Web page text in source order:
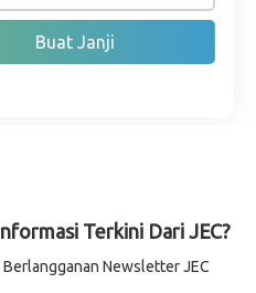
Buat Janji
Terkini Dari JEC?
Newsletter JEC